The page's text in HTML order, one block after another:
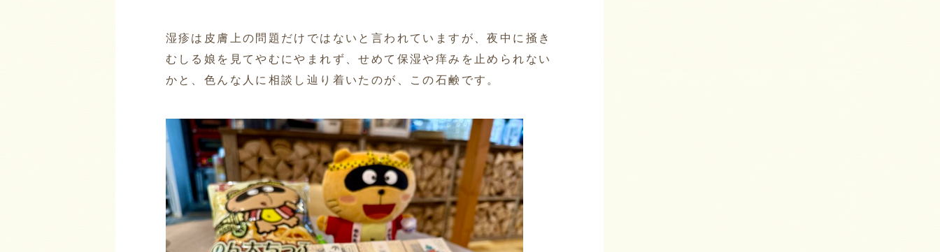
湿疹は皮膚上の問題だけではないと言われていますが、夜中に掻き
むしる娘を見てやむにやまれず、せめて保湿や痒みを止められない
かと、色んな人に相談し辿り着いたのが、この石鹸です。